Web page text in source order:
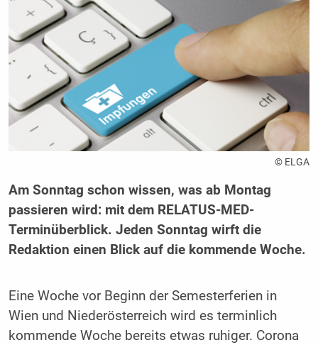
© ELGA
Am Sonntag schon wissen, was ab Montag
passieren wird: mit dem RELATUS-MED-
Terminüberblick. Jeden Sonntag wirft die
Redaktion einen Blick auf die kommende Woche.
Eine Woche vor Beginn der Semesterferien in
Wien und Niederösterreich wird es terminlich
kommende Woche bereits etwas ruhiger. Corona